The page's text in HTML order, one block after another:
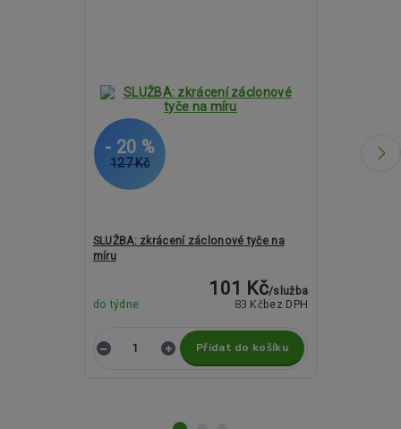
127 Kč
- 20 %
SLUŽBA: zkrácení záclonové tyče na
míru
101 Kč/služba
83 Kč bez DPH
do týdne
Přidat do košíku
2 601 Kč
- 20 %